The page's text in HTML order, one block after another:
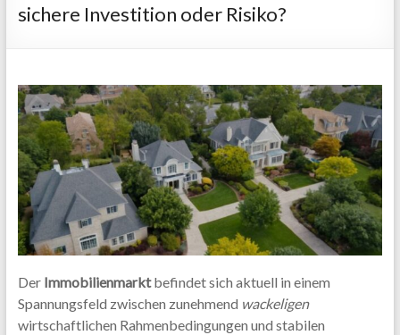
sichere Investition oder Risiko?
Der Immobilienmarktbefindet sich aktuell in einem
Spannungsfeld zwischen zunehmend wackeligen
wirtschaftlichen Rahmenbedingungen und stabilen